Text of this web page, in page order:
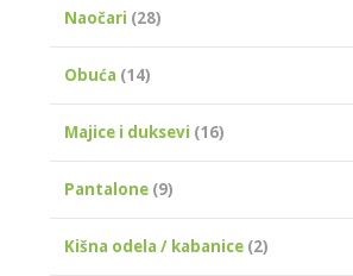
Naočari (28)
Obuća (14)
Majice i duksevi (16)
Pantalone (9)
Kišna odela / kabanice (2)